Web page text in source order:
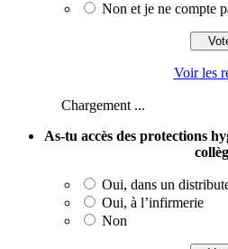
Non et je ne compte
Voir les
Chargement ...
As-tu accès des protections
Oui, dans un
Oui, à l’infirmerie
Non